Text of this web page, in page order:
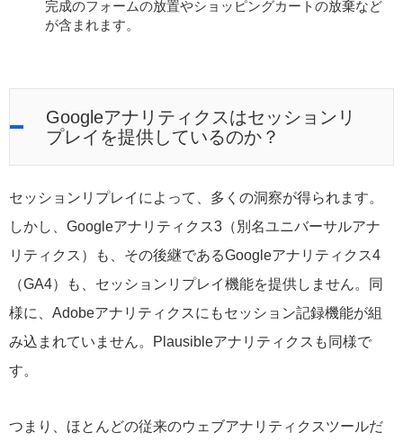
完成のフォームの放置やショッピングカートの放棄など
が含まれます。
Googleアナリティクスはセッションリ
プレイを提供しているのか？
セッションリプレイによって、多くの洞察が得られます。
しかし、Googleアナリティクス3（別名ユニバーサルアナ
リティクス）も、その後継であるGoogleアナリティクス4
（GA4）も、セッションリプレイ機能を提供しません。同
様に、Adobeアナリティクスにもセッション記録機能が組
み込まれていません。Plausibleアナリティクスも同様で
す。
つまり、ほとんどの従来のウェブアナリティクスツールだ